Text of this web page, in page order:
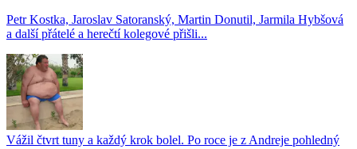
Petr Kostka, Jaroslav Satoranský, Martin Donutil, Jarmila Hybšová
a další přátelé a herečtí kolegové přišli...
Vážil čtvrt tuny a každý krok bolel. Po roce je z Andreje pohledný